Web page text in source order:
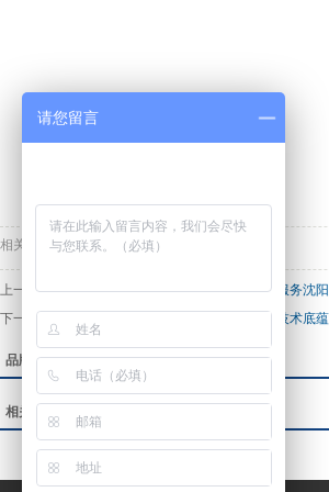
相关标签：
上一篇：老牌互联网运营企业！沈阳凯鸿科技，服务沈
下一篇：
辽沈企业数字化伙伴！沈阳凯鸿科技，技术底
品牌案例：
相关新闻：
请您留言